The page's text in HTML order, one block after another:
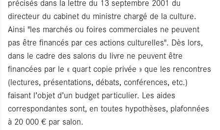
précisés dans la lettre du 13 septembre 2001 du
directeur du cabinet du ministre chargé de la culture.
Ainsi "les marchés ou foires commerciales ne peuvent
pas être financés par ces actions culturelles". Dès lors,
dans le cadre des salons du livre ne peuvent être
financées par le « quart copie privée » que les rencontres
(lectures, présentations, débats, conférences, etc.)
faisant l’objet d’un budget particulier. Les aides
correspondantes sont, en toutes hypothèses, plafonnées
à 20 000 € par salon.